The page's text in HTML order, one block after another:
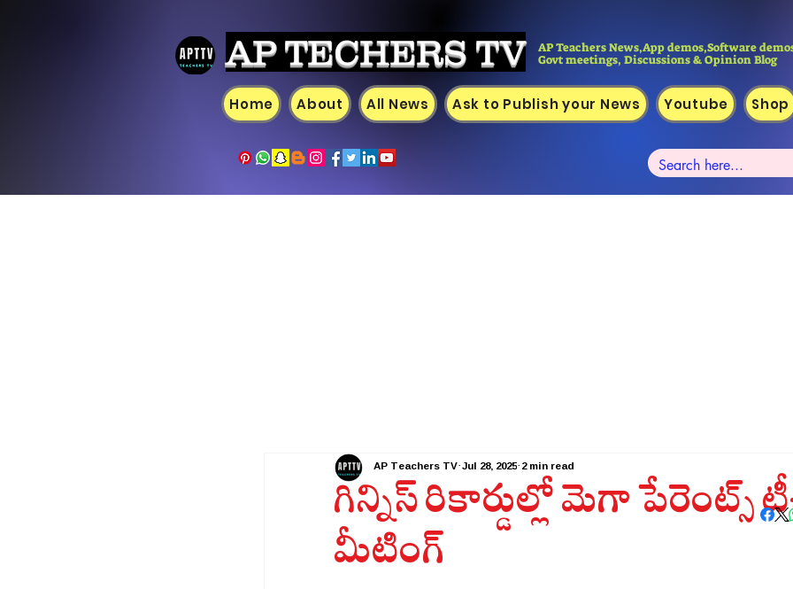
Home About All News Ask to Publish your News Youtube Shop
AP TECHERS TV
AP Teachers News,App demos,Software
Govt meetings, Discussions & Opinion Blog
గిన్నిస్ రికార్డుల్లో మెగా పేరెంట్స్
మీటింగ్
AP Teachers TV Jul 28, 2025 2 min read